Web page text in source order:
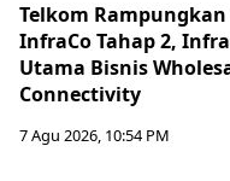
Telkom
InfraCo Tahap 2,
Utama Bisnis
Connectivity
7 Agu 2026, 10:54 PM